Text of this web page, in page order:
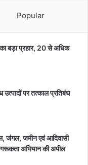
h
r
Popular
बड़ा प्रहार, 20 से अधिक
उत्पादों पर तत्काल प्रतिबंध
जंगल, जमीन एवं आदिवासी
अभियान की अपील